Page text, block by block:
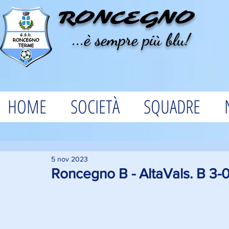
RONCEGNO
...è sempre più blu!
HOME SOCIETÀ SQUADRE
Roncegno B - AltaVals. B 3-
5 nov 2023